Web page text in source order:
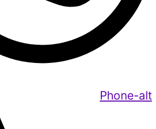
Phone-alt